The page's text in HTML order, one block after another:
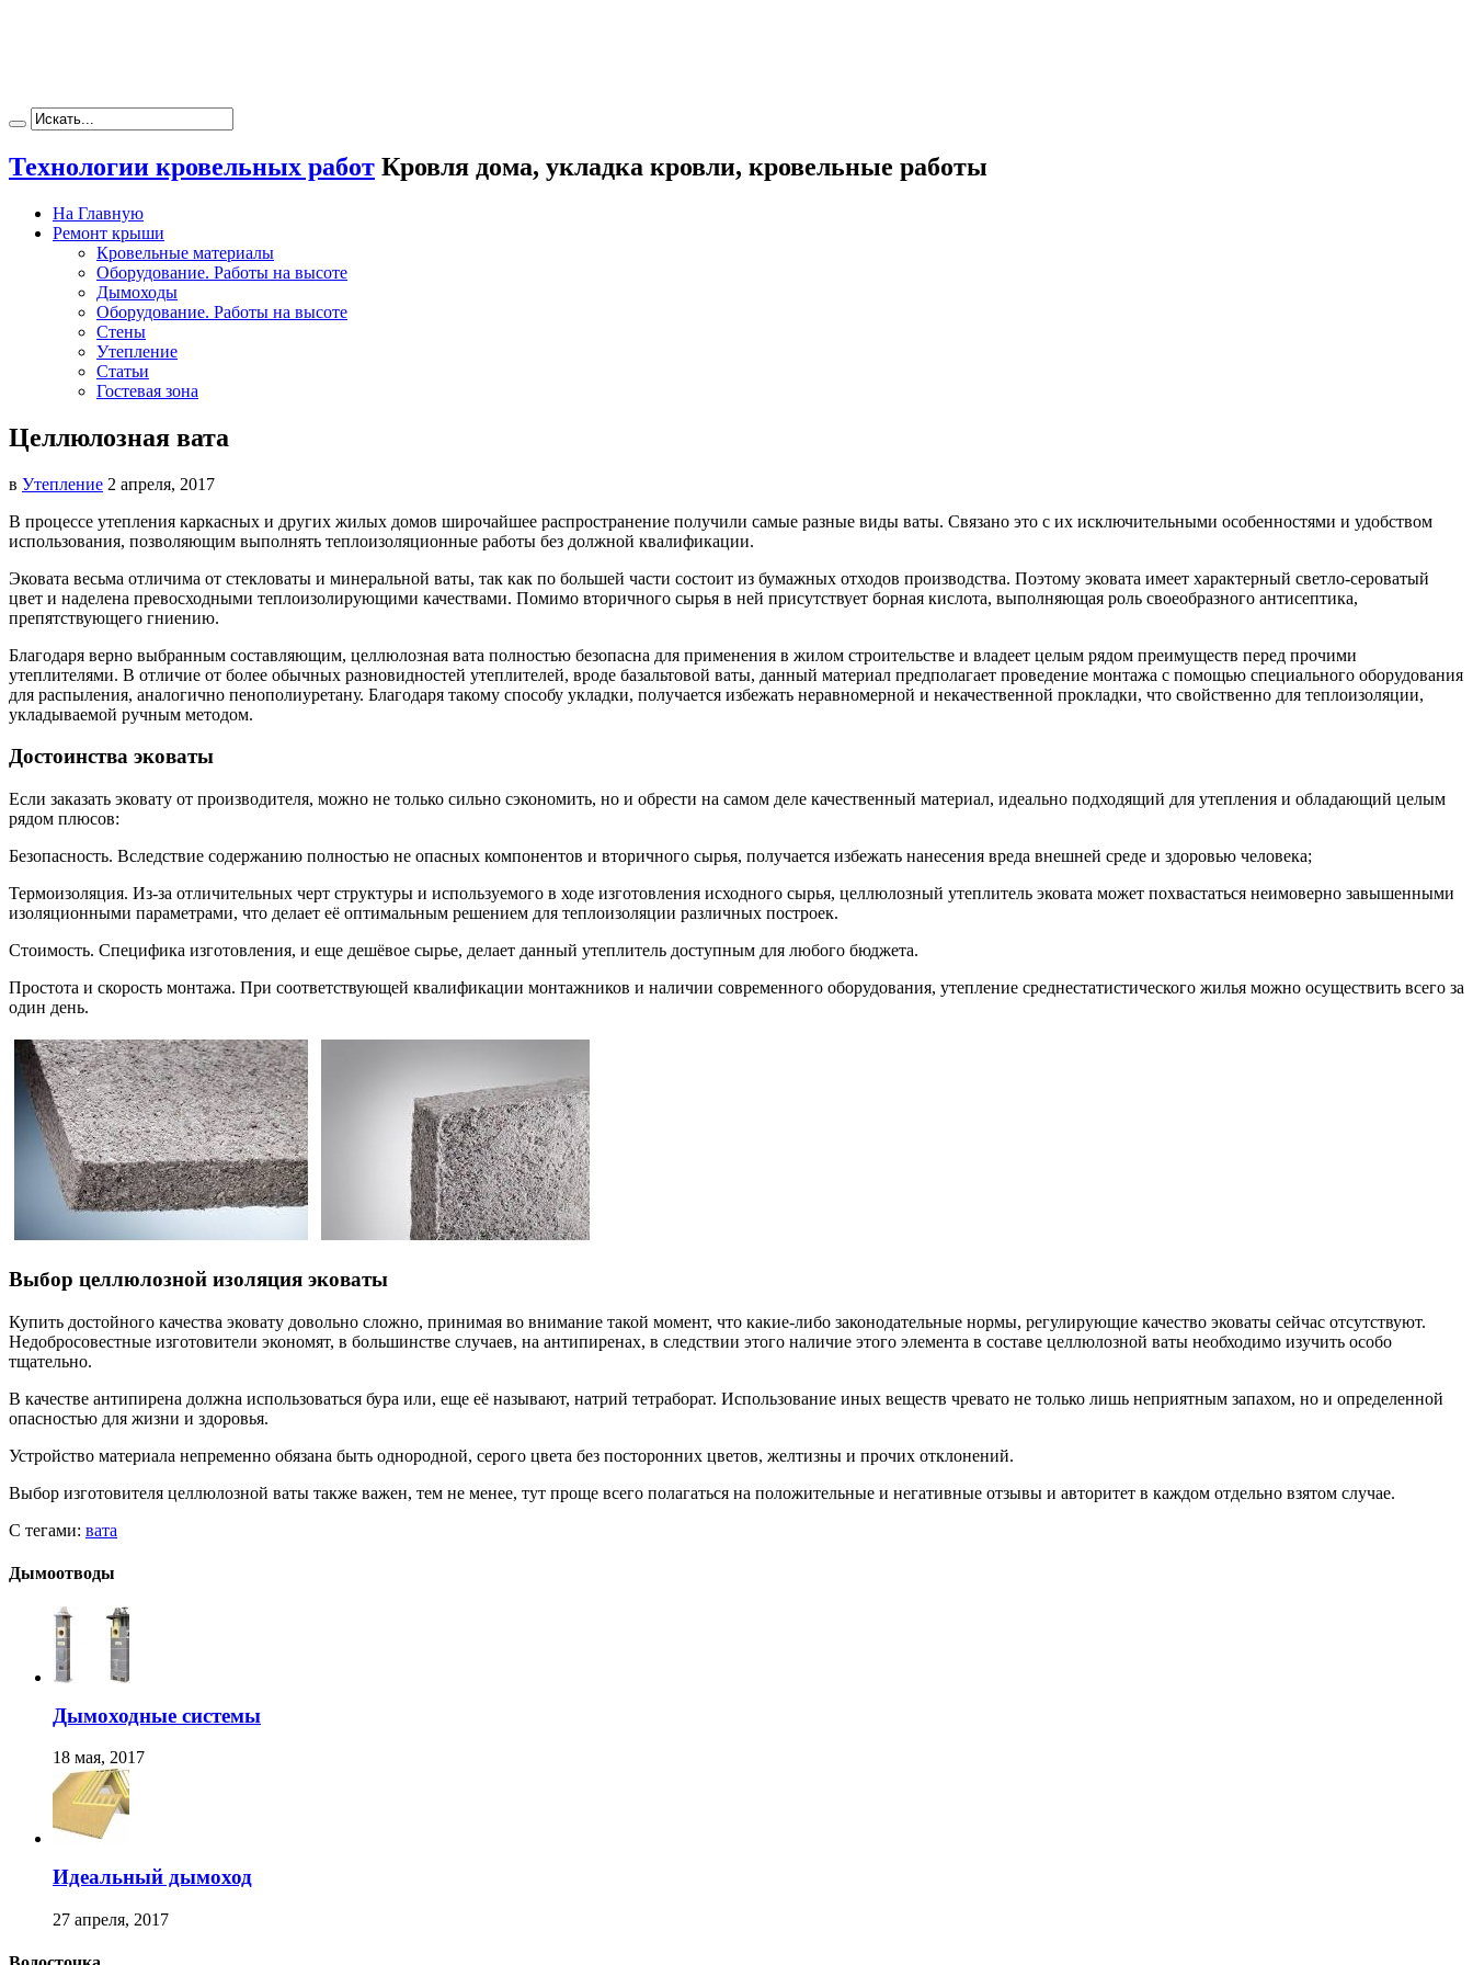
Технологии кровельных работ Кровля дома, укладка кровли, кровельные работы
На Главную
Ремонт крыши
Кровельные материалы
Оборудование. Работы на высоте
Дымоходы
Оборудование. Работы на высоте
Стены
Утепление
Статьи
Гостевая зона
Целлюлозная вата
в Утепление 2 апреля, 2017
В процессе утепления каркасных и других жилых домов широчайшее распространение получили самые разные виды ваты. Связано это с их исключительными особенностями и удобством
использования, позволяющим выполнять теплоизоляционные работы без должной квалификации.
Эковата весьма отличима от стекловаты и минеральной ваты, так как по большей части состоит из бумажных отходов производства. Поэтому эковата имеет характерный светло-сероватый
цвет и наделена превосходными теплоизолирующими качествами. Помимо вторичного сырья в ней присутствует борная кислота, выполняющая роль своеобразного антисептика,
препятствующего гниению.
Благодаря верно выбранным составляющим, целлюлозная вата полностью безопасна для применения в жилом строительстве и владеет целым рядом преимуществ перед прочими
утеплителями. В отличие от более обычных разновидностей утеплителей, вроде базальтовой ваты, данный материал предполагает проведение монтажа с помощью специального оборудования
для распыления, аналогично пенополиуретану. Благодаря такому способу укладки, получается избежать неравномерной и некачественной прокладки, что свойственно для теплоизоляции,
укладываемой ручным методом.
Достоинства эковаты
Если заказать эковату от производителя, можно не только сильно сэкономить, но и обрести на самом деле качественный материал, идеально подходящий для утепления и обладающий целым
рядом плюсов:
Безопасность. Вследствие содержанию полностью не опасных компонентов и вторичного сырья, получается избежать нанесения вреда внешней среде и здоровью человека;
Термоизоляция. Из-за отличительных черт структуры и используемого в ходе изготовления исходного сырья, целлюлозный утеплитель эковата может похвастаться неимоверно завышенными
изоляционными параметрами, что делает её оптимальным решением для теплоизоляции различных построек.
Стоимость. Специфика изготовления, и еще дешёвое сырье, делает данный утеплитель доступным для любого бюджета.
Простота и скорость монтажа. При соответствующей квалификации монтажников и наличии современного оборудования, утепление среднестатистического жилья можно осуществить всего за
один день.
Выбор целлюлозной изоляция эковаты
Купить достойного качества эковату довольно сложно, принимая во внимание такой момент, что какие-либо законодательные нормы, регулирующие качество эковаты сейчас отсутствуют.
Недобросовестные изготовители экономят, в большинстве случаев, на антипиренах, в следствии этого наличие этого элемента в составе целлюлозной ваты необходимо изучить особо
тщательно.
В качестве антипирена должна использоваться бура или, еще её называют, натрий тетраборат. Использование иных веществ чревато не только лишь неприятным запахом, но и определенной
опасностью для жизни и здоровья.
Устройство материала непременно обязана быть однородной, серого цвета без посторонних цветов, желтизны и прочих отклонений.
Выбор изготовителя целлюлозной ваты также важен, тем не менее, тут проще всего полагаться на положительные и негативные отзывы и авторитет в каждом отдельно взятом случае.
С тегами: вата
Дымоотводы
Дымоходные системы
18 мая, 2017
Идеальный дымоход
27 апреля, 2017